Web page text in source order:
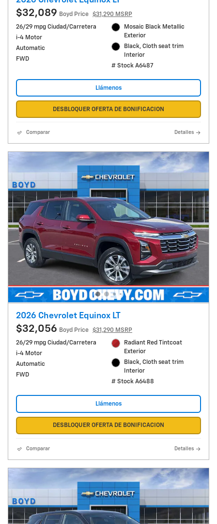
$32,089 Boyd Price
$31,290 MSRP
26/29 mpg Ciudad/Carretera
i-4 Motor
Automatic
FWD
Mosaic Black Metallic
Exterior
Black, Cloth seat trim
Interior
# Stock A6487
Llámenos
DESBLOQUER OFERTA DE BONIFICACION
Comparar Detalles
2026 Chevrolet Equinox LT
$32,056 Boyd Price
$31,290 MSRP
26/29 mpg Ciudad/Carretera
i-4 Motor
Automatic
FWD
Radiant Red Tintcoat
Exterior
Black, Cloth seat trim
Interior
# Stock A6488
Llámenos
DESBLOQUER OFERTA DE BONIFICACION
Comparar Detalles